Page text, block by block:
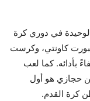
في عام 1911 مباراته الوحيدة في دوري كرة
كاونتي، وكرست
بأدائه. كما لعب
حجازي هو أول
كرة القدم.